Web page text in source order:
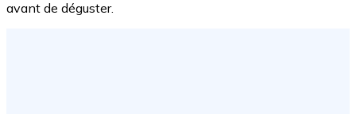
avant de déguster.